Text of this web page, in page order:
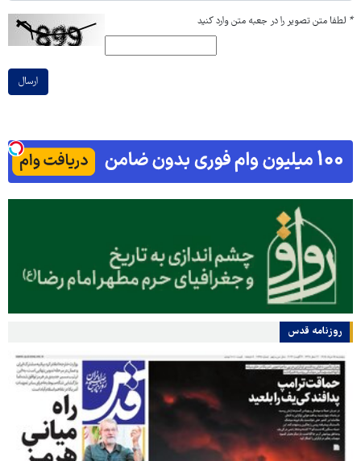
* لطفا متن تصویر را در جعبه متن وارد کنید
ارسال
روزنامه قدس